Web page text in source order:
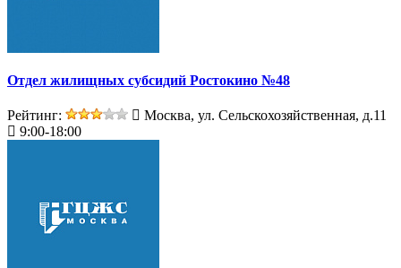
Отдел жилищных субсидий Ростокино №48
Рейтинг:
Москва, ул. Сельскохозяйственная, д.11
9:00-18:00